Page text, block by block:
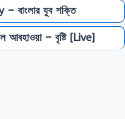
যুব শক্তি
– বৃষ্টি [Live]